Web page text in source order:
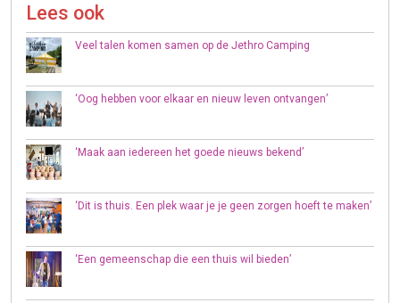
Lees ook
Veel talen komen samen op de Jethro Camping
‘Oog hebben voor elkaar en nieuw leven ontvangen’
‘Maak aan iedereen het goede nieuws bekend’
‘Dit is thuis. Een plek waar je je geen zorgen hoeft te maken’
‘Een gemeenschap die een thuis wil bieden’